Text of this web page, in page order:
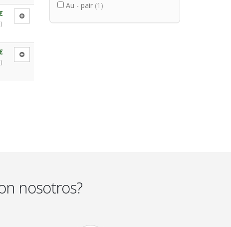
Au - pair (1)
nosotros?